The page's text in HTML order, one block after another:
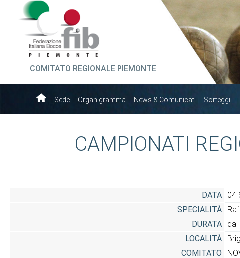
COMITATO REGIONALE PIEMONTE
Sede Organigramma News & Comunicati Sorteggi
CAMPIONATI
DATA
04
SPECIALITÀ
DURATA
dal
LOCALITÀ
COMITATO